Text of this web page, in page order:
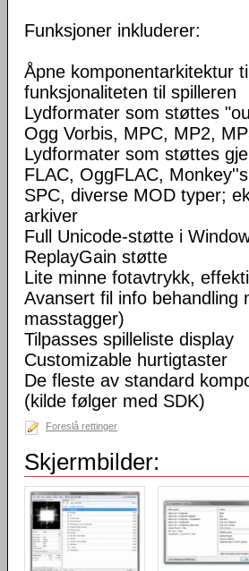
Funksjoner inkluderer:
Åpne komponentarkitektur
funksjonaliteten til spilleren
Lydformater som støttes
Ogg Vorbis, MPC, MP2,
Lydformater som støttes
FLAC, OggFLAC,
SPC, diverse MOD typer;
arkiver
Full Unicode-støtte i
ReplayGain støtte
Lite minne fotavtrykk,
Avansert fil info behandling
masstagger)
Tilpasses spilleliste display
Customizable hurtigtaster
De fleste av standard
(kilde følger med SDK)
Foreslå rettinger
Skjermbilder: